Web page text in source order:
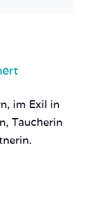
im Exil in
Taucherin